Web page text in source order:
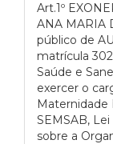
Art.1º
ANA MARIA
público de
matrícula
Saúde e
exercer o
Maternidade
SEMSAB,
sobre a